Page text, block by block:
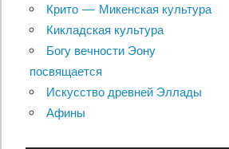
Крито — Микенская культура
Кикладская культура
Богу вечности Эону
посвящается
Искусство древней Эллады
Афины